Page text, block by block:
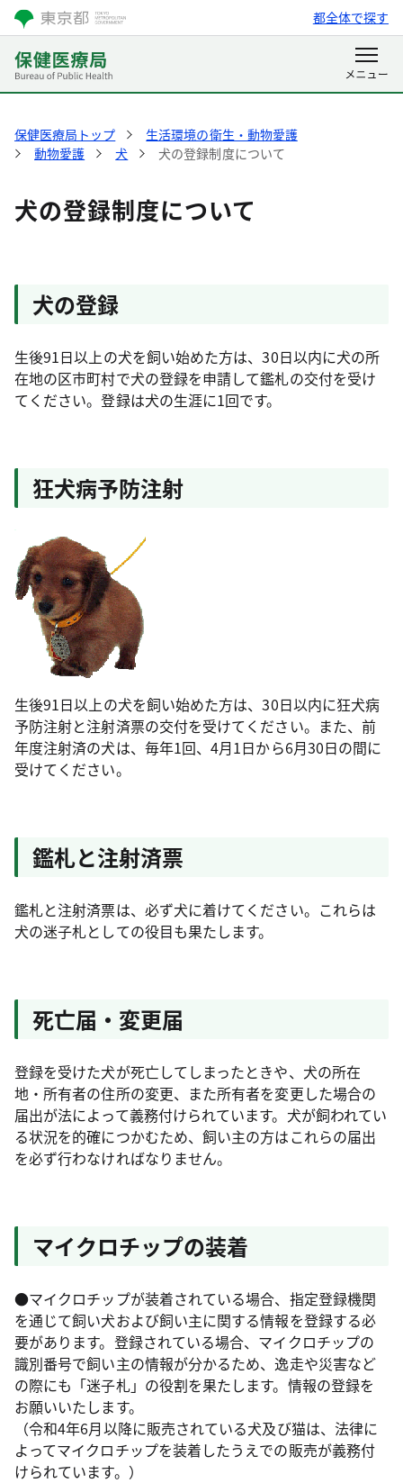
都全体で探す
保健医療局トップ
生活環境の衛生・動物愛護
動物愛護
犬 犬の登録制度について
犬の登録制度について
犬の登録
生後91日以上の犬を飼い始めた方は、30日以内に犬の所
在地の区市町村で犬の登録を申請して鑑札の交付を受け
てください。登録は犬の生涯に1回です。
狂犬病予防注射
生後91日以上の犬を飼い始めた方は、30日以内に狂犬病
予防注射と注射済票の交付を受けてください。また、前
年度注射済の犬は、毎年1回、4月1日から6月30日の間に
受けてください。
鑑札と注射済票
鑑札と注射済票は、必ず犬に着けてください。これらは
犬の迷子札としての役目も果たします。
死亡届・変更届
登録を受けた犬が死亡してしまったときや、犬の所在
地・所有者の住所の変更、また所有者を変更した場合の
届出が法によって義務付けられています。犬が飼われてい
る状況を的確につかむため、飼い主の方はこれらの届出
を必ず行わなければなりません。
マイクロチップの装着
●マイクロチップが装着されている場合、指定登録機関
を通じて飼い犬および飼い主に関する情報を登録する必
要があります。登録されている場合、マイクロチップの
識別番号で飼い主の情報が分かるため、逸走や災害など
の際にも「迷子札」の役割を果たします。情報の登録を
お願いいたします。
（令和4年6月以降に販売されている犬及び猫は、法律に
よってマイクロチップを装着したうえでの販売が義務付
けられています。）